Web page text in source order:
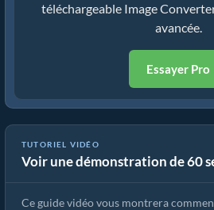
téléchargeable Image
avancée.
Essayer Pro
TUTORIEL VIDÉO
Voir une démonstration de 60
Comment convertir le format d'image
Ce guide vidéo vous montrera